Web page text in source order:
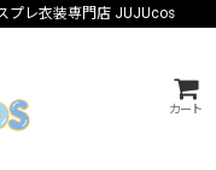
プレ衣装専門店 JUJUcos
カート